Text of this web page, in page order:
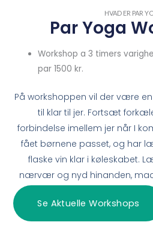
HVAD ER PAR
Par Yoga
Workshop a 3 timers
par 1500 kr.
På workshoppen vil der være
til klar til jer. Fortsæt
forbindelse imellem jer når I
fået børnene passet, og har
flaske vin klar i køleskabet.
nærvær og nyd hinanden,
Se Aktuelle Workshops